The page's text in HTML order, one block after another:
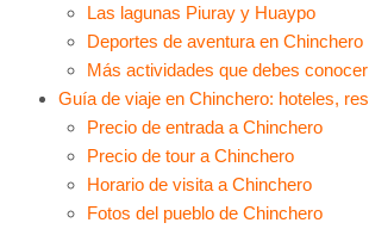
Las lagunas Piuray y Huaypo
Deportes de aventura en Chinchero
Más actividades que debes conocer
Guía de viaje en Chinchero: hoteles,
Precio de entrada a Chinchero
Precio de tour a Chinchero
Horario de visita a Chinchero
Fotos del pueblo de Chinchero